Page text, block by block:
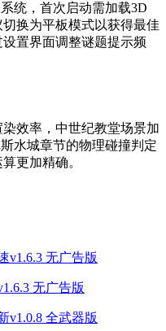
统，首次启动需加载3D
换为平板模式以获得最佳
置界面调整谜题提示频
效率，中世纪教堂场景加
水城章节的物理碰撞判定
更加精确。
无广告版